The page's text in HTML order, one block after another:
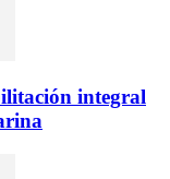
integral